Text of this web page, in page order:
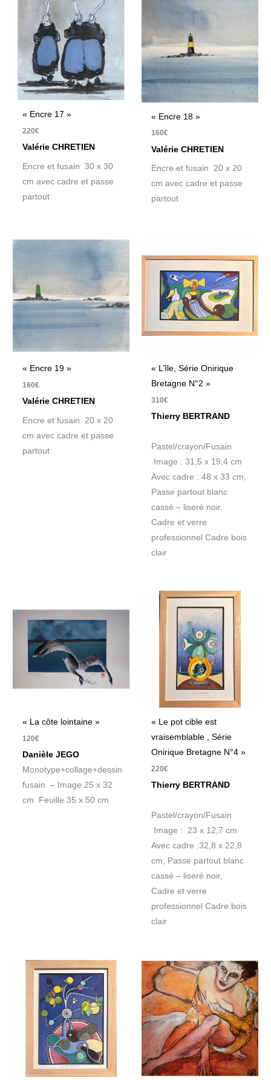
« Encre 17 »
220€
Valérie CHRETIEN
Encre et fusain 30 x 30
cm avec cadre et passe
partout
« Encre 18 »
160€
Valérie CHRETIEN
Encre et fusain 20 x 20
cm avec cadre et passe
partout
« Encre 19 »
160€
Valérie CHRETIEN
Encre et fusain 20 x 20
cm avec cadre et passe
partout
« L’île, Série Onirique
Bretagne N°2 »
310€
Thierry BERTRAND
Pastel/crayon/Fusain
Image : 31,5 x 19,4 cm
Avec cadre : 48 x 33 cm,
Passe partout blanc
cassé – liseré noir,
Cadre et verre
professionnel Cadre bois
clair
« La côte lointaine »
120€
Danièle JEGO
Monotype+collage+dessin
fusain – Image 25 x 32
cm Feuille 35 x 50 cm
« Le pot cible est
vraisemblable , Série
Onirique Bretagne N°4 »
220€
Thierry BERTRAND
Pastel/crayon/Fusain
Image : 23 x 12,7 cm
Avec cadre :32,8 x 22,8
cm, Passe partout blanc
cassé – liseré noir,
Cadre et verre
professionnel Cadre bois
clair